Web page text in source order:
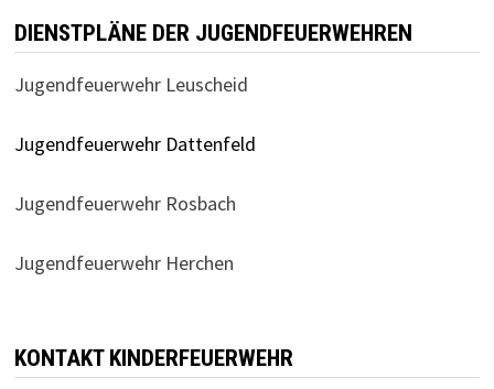
DIENSTPLÄNE DER JUGENDFEUERWEHREN
Jugendfeuerwehr Leuscheid
Jugendfeuerwehr Dattenfeld
Jugendfeuerwehr Rosbach
Jugendfeuerwehr Herchen
KONTAKT KINDERFEUERWEHR